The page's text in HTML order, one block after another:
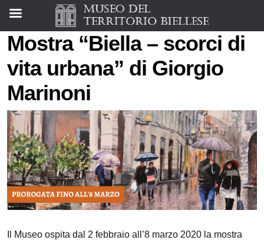
Mostra “Biella – scorci di
vita urbana” di Giorgio
Marinoni
Il Museo ospita dal 2 febbraio all’8 marzo 2020 la mostra